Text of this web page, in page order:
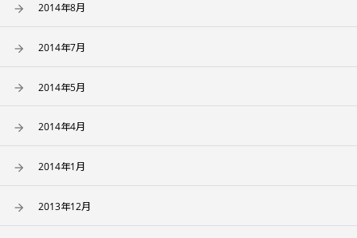
2014年8月
2014年7月
2014年5月
2014年4月
2014年1月
2013年12月